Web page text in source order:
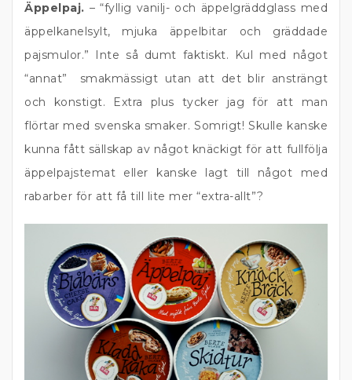
Äppelpaj. – “fyllig vanilj- och äppelgräddglass med
äppelkanelsylt, mjuka äppelbitar och gräddade
pajsmulor.” Inte så dumt faktiskt. Kul med något
“annat” smakmässigt utan att det blir ansträngt
och konstigt. Extra plus tycker jag för att man
flörtar med svenska smaker. Somrigt! Skulle kanske
kunna fått sällskap av något knäckigt för att fullfölja
äppelpajstemat eller kanske lagt till något med
rabarber för att få till lite mer “extra-allt”?